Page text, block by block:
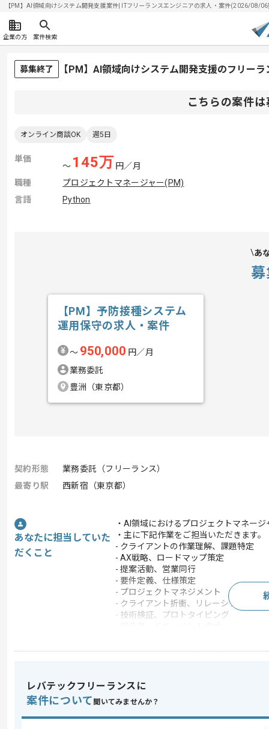
【PM】AI領域向けシステム開発支援案件| ITフリーランスエンジニアの求人・案件(2026/08/
企業の方 案件検索
募集終了 【PM】AI領域向けシステム開発支援のフリー
こちらの案件
オンライン商談OK 週5日
単価
〜 145万 円／月
職種
プロジェクトマネージャー(PM)
言語
Python
あ
【PM】予防接種システム
運用保守の求人・案件
〜 950,000 円／月
業務委託
豊洲（東京都）
契約形態
業務委託（フリーランス）
最寄り駅
西新宿（東京都）
あなたに担当していた
だくこと
・AI領域におけるプロジェクトマネー
・主に下記作業をご担当いただきます。
- クライアントの作業理解、課題特定
- AX戦略、ロードマップ策定
- 提案活動、営業同行
- 要件定義、仕様策定
- プロジェクトマネジメント
- クライアント折衝、リレーション構築
- 技術検証、プロトタイピング
レバテックフリーランスに
案件について 聞いてみませんか？